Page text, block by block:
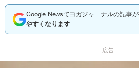
Google Newsでヨガジャーナルの記事が
やすくなります
広告